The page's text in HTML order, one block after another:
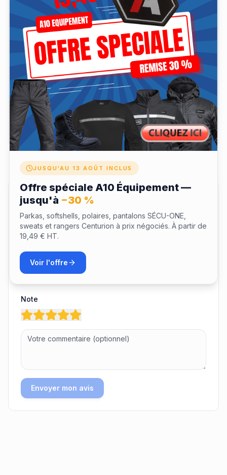
Tailles : de XS à 3XL
Grammage : 190 g/m²
Matière: 100% coton sergé.
Genre: Unisexe
Matière & coupe
Livraison & retours
Avis clients
Laisser un avis
Votre nom
Note
Envoyer mon avis
JUSQU'AU 13 AOÛT INCLUS
Offre spéciale A10 Équipement —
jusqu'à −30 %
Parkas, softshells, polaires, pantalons SÉCU-ONE,
sweats et rangers Centurion à prix négociés. À partir de
19,49 € HT.
Voir l'offre